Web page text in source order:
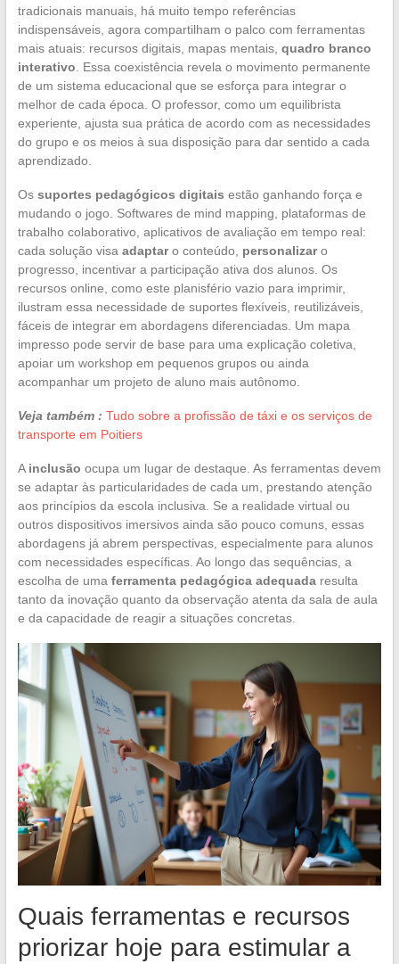
tradicionais manuais, há muito tempo referências
indispensáveis, agora compartilham o palco com ferramentas
mais atuais: recursos digitais, mapas mentais, quadro branco
interativo . Essa coexistência revela o movimento permanente
de um sistema educacional que se esforça para integrar o
melhor de cada época. O professor, como um equilibrista
experiente, ajusta sua prática de acordo com as necessidades
do grupo e os meios à sua disposição para dar sentido a cada
aprendizado.
Os suportes pedagógicos digitais estão ganhando força e
mudando o jogo. Softwares de mind mapping, plataformas de
trabalho colaborativo, aplicativos de avaliação em tempo real:
cada solução visa adaptaro conteúdo, personalizaro
progresso, incentivar a participação ativa dos alunos. Os
recursos online, como este planisfério vazio para imprimir,
ilustram essa necessidade de suportes flexíveis, reutilizáveis,
fáceis de integrar em abordagens diferenciadas. Um mapa
impresso pode servir de base para uma explicação coletiva,
apoiar um workshop em pequenos grupos ou ainda
acompanhar um projeto de aluno mais autônomo.
Veja também : Tudo sobre a profissão de táxi e os serviços de
transporte em Poitiers
A inclusão ocupa um lugar de destaque. As ferramentas devem
se adaptar às particularidades de cada um, prestando atenção
aos princípios da escola inclusiva. Se a realidade virtual ou
outros dispositivos imersivos ainda são pouco comuns, essas
abordagens já abrem perspectivas, especialmente para alunos
com necessidades específicas. Ao longo das sequências, a
escolha de uma ferramenta pedagógica adequadaresulta
tanto da inovação quanto da observação atenta da sala de aula
e da capacidade de reagir a situações concretas.
Quais ferramentas e recursos
priorizar hoje para estimular a